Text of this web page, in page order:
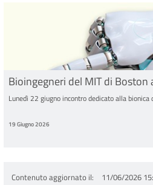
Bioingegneri del MIT di Boston
Lunedì 22 giugno incontro dedicato alla bionica
19 Giugno 2026
Contenuto aggiornato il 11/06/2026